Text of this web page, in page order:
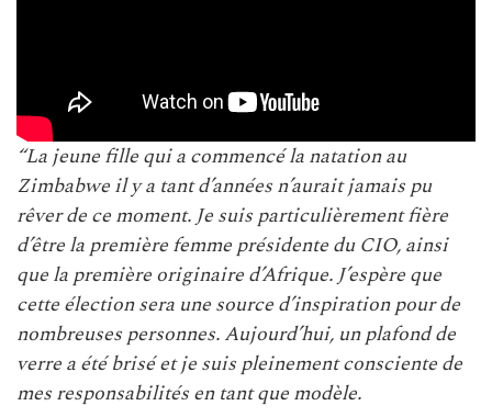
“La jeune fille qui a commencé la natation au
Zimbabwe il y a tant d’années n’aurait jamais pu
rêver de ce moment.Je suis particulièrement fière
d’être la première femme présidente du CIO, ainsi
que la première originaire d’Afrique. J’espère que
cette élection sera une source d’inspiration pour de
nombreuses personnes. Aujourd’hui, un plafond de
verre a été brisé et je suis pleinement consciente de
mes responsabilités en tant que modèle.